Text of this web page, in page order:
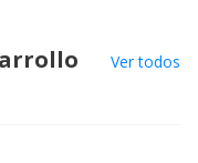
Ver todos